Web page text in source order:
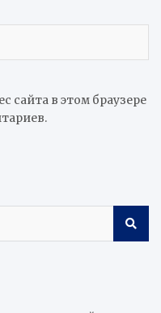
сайта в этом браузере